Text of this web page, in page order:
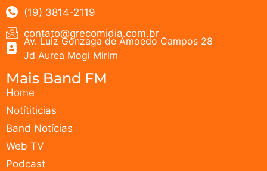
(19) 3814-2119
contato@grecomidia.com.br
Av. Luiz Gonzaga de Amoedo Campos 28
Jd Aurea Mogi Mirim
Mais Band FM
Home
Notítiticias
Band Notícias
Web TV
Podcast